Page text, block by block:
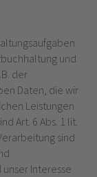
und
der
Daten, die wir
Leistungen
Art. 6 Abs. 1 lit.
sind
Interesse